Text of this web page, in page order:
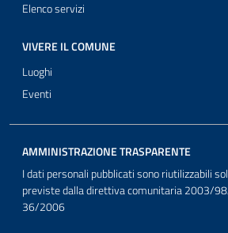
Elenco servizi
VIVERE IL COMUNE
Luoghi
Eventi
AMMINISTRAZIONE TRASPARENTE
I dati personali pubblicati sono riutilizzabili
previste dalla direttiva comunitaria 2003/
36/2006